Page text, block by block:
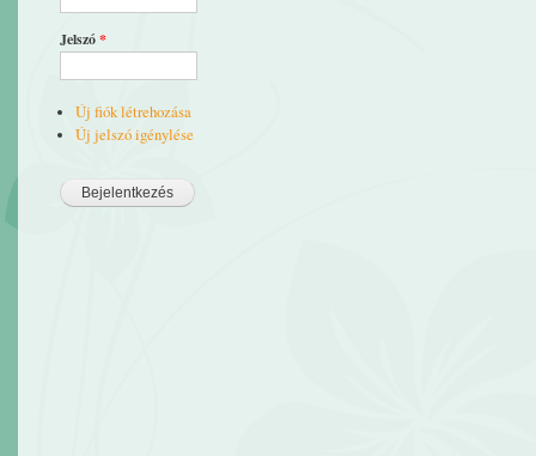
Jelszó*
Új fiók létrehozása
Új jelszó igénylése